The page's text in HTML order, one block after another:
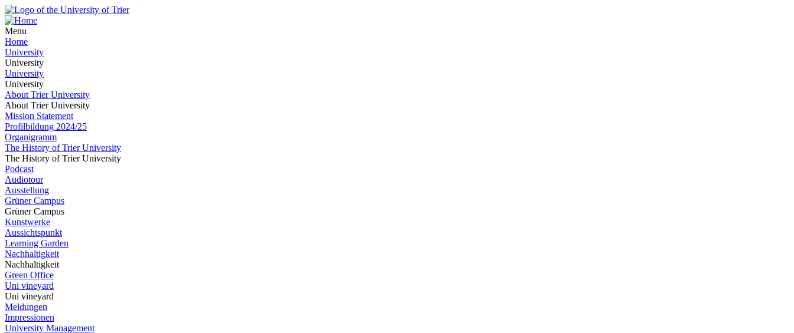
Menu
Home
University
University
University
University
About Trier University
About Trier University
Mission Statement
Profilbildung 2024/25
Organigramm
The History of Trier University
The History of Trier University
Podcast
Audiotour
Ausstellung
Grüner Campus
Grüner Campus
Kunstwerke
Aussichtspunkt
Learning Garden
Nachhaltigkeit
Nachhaltigkeit
Green Office
Uni vineyard
Uni vineyard
Meldungen
Impressionen
University Management